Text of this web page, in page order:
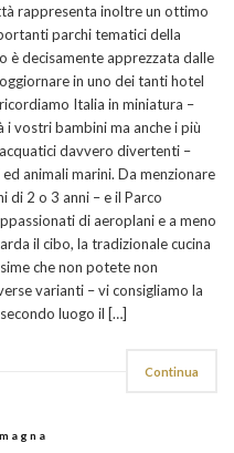
rappresenta inoltre un ottimo
parchi tematici della
è decisamente apprezzata dalle
in uno dei tanti hotel
Italia in miniatura –
i vostri bambini ma anche i più
davvero divertenti –
animali marini. Da menzionare
di 2 o 3 anni – e il Parco
di aeroplani e a meno
il cibo, la tradizionale cucina
che non potete non
varianti – vi consigliamo la
luogo il […]
Continua